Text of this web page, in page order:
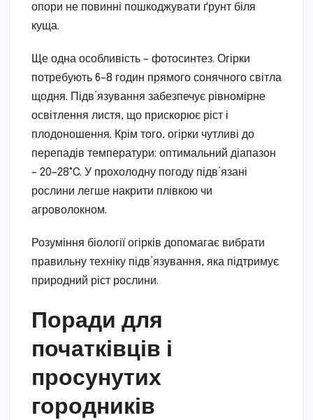
опори не повинні пошкоджувати ґрунт біля
куща.
Ще одна особливість – фотосинтез. Огірки
потребують 6–8 годин прямого сонячного світла
щодня. Підв’язування забезпечує рівномірне
освітлення листя, що прискорює ріст і
плодоношення. Крім того, огірки чутливі до
перепадів температури: оптимальний діапазон
– 20–28°C. У прохолодну погоду підв’язані
рослини легше накрити плівкою чи
агроволокном.
Розуміння біології огірків допомагає вибрати
правильну техніку підв’язування, яка підтримує
природний ріст рослини.
Поради для
початківців і
просунутих
городників